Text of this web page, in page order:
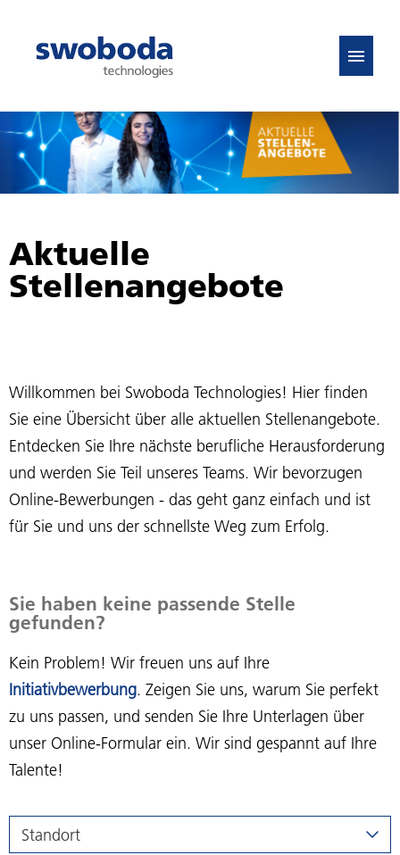
EN
Stellenangebote
Aktuelle
Stellenangebote
Willkommen bei Swoboda Technologies! Hier finden
Sie eine Übersicht über alle aktuellen Stellenangebote.
Entdecken Sie Ihre nächste berufliche Herausforderung
und werden Sie Teil unseres Teams. Wir bevorzugen
Online-Bewerbungen - das geht ganz einfach und ist
für Sie und uns der schnellste Weg zum Erfolg.
Sie haben keine passende Stelle
gefunden?
Kein Problem! Wir freuen uns auf Ihre
Initiativbewerbung. Zeigen Sie uns, warum Sie perfekt
zu uns passen, und senden Sie Ihre Unterlagen über
unser Online-Formular ein. Wir sind gespannt auf Ihre
Talente!
Standort